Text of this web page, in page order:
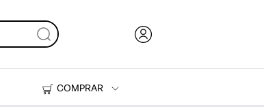
COMPRAR